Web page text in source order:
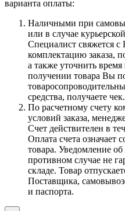
варианта оплаты:
Наличными при
или в случае
Специалист свяжется с
комплектацию заказа,
а также уточнить
получении товара Вы
средства, получаете чек.
По расчетному счету
условий заказа,
Счет действителен в
Оплата счета означает
товара. Уведомление об
противном случае не
складе. Товар
Поставщика,
и паспорта.